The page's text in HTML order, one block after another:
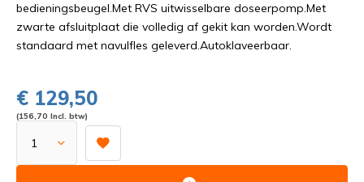
bedieningsbeugel.Met RVS uitwisselbare doseerpomp.Met
zwarte afsluitplaat die volledig af gekit kan worden.Wordt
standaard met navulfles geleverd.Autoklaveerbaar.
€ 129,50
(156,70 Incl. btw)